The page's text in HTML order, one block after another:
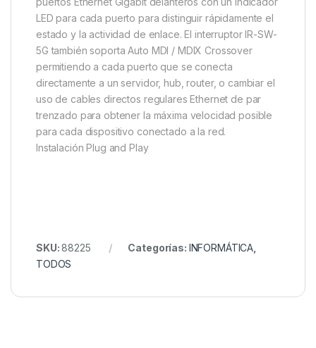
LED para cada puerto para distinguir rápidamente el
estado y la actividad de enlace. El interruptor IR-SW-
5G también soporta Auto MDI / MDIX Crossover
permitiendo a cada puerto que se conecta
directamente a un servidor, hub, router, o cambiar el
uso de cables directos regulares Ethernet de par
trenzado para obtener la máxima velocidad posible
para cada dispositivo conectado a la red.
Instalación Plug and Play
SKU:88225 Categorías: INFORMÁTICA,
TODOS